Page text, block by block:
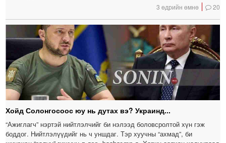
3 өдрийн өмнө 20
Хойд Солонгосоос юу нь дутах вэ? Украинд...
“Ажиглагч” нэртэй нийтлэлчийг би нэлээд боловсролтой хүн гэж
боддог. Нийтлэлүүдийг нь ч уншдаг. Тэр хуучны “ахмад”, би